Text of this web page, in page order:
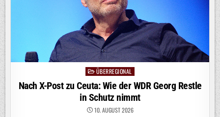
PostedÜBERREGIONAL
Nach X-Post zu Ceuta: Wie der WDR Georg Restle
in Schutz nimmt
10. AUGUST 2026